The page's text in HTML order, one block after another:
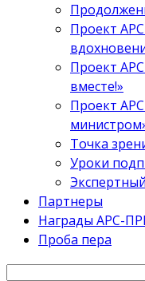
Проект
Проект
вместе!»
Проект
Точка
Уроки
Партнеры
Награды АРС-
Проба пера